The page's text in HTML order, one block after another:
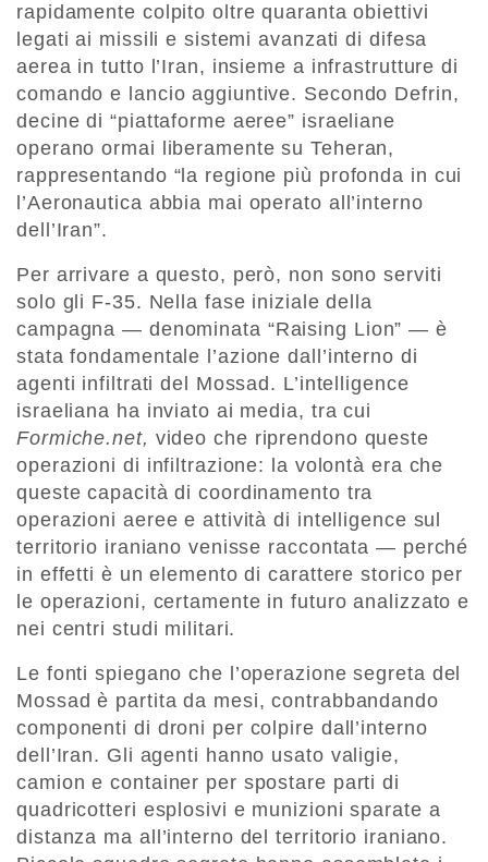
rapidamente colpito oltre quaranta obiettivi
legati ai missili e sistemi avanzati di difesa
aerea in tutto l’Iran, insieme a infrastrutture di
comando e lancio aggiuntive. Secondo Defrin,
decine di “piattaforme aeree” israeliane
operano ormai liberamente su Teheran,
rappresentando “la regione più profonda in cui
l’Aeronautica abbia mai operato all’interno
dell’Iran”.
Per arrivare a questo, però, non sono serviti
solo gli F-35. Nella fase iniziale della
campagna — denominata “Raising Lion” — è
stata fondamentale l’azione dall’interno di
agenti infiltrati del Mossad. L’intelligence
israeliana ha inviato ai media, tra cui
Formiche.net, video che riprendono queste
operazioni di infiltrazione: la volontà era che
queste capacità di coordinamento tra
operazioni aeree e attività di intelligence sul
territorio iraniano venisse raccontata — perché
in effetti è un elemento di carattere storico per
le operazioni, certamente in futuro analizzato e
nei centri studi militari.
Le fonti spiegano che l’operazione segreta del
Mossad è partita da mesi, contrabbandando
componenti di droni per colpire dall’interno
dell’Iran. Gli agenti hanno usato valigie,
camion e container per spostare parti di
quadricotteri esplosivi e munizioni sparate a
distanza ma all’interno del territorio iraniano.